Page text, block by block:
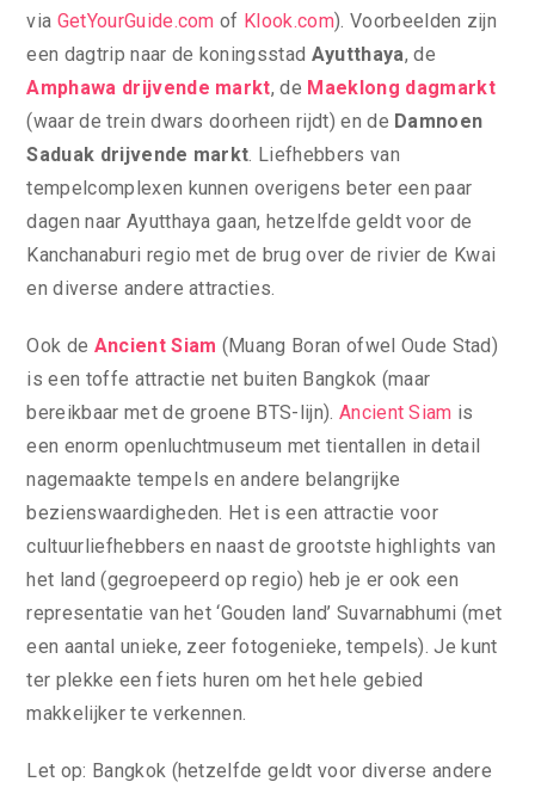
via GetYourGuide.com of Klook.com). Voorbeelden zijn
een dagtrip naar de koningsstad Ayutthaya, de
Amphawa drijvende markt, de Maeklong dagmarkt
(waar de trein dwars doorheen rijdt) en de Damnoen
Saduak drijvende markt . Liefhebbers van
tempelcomplexen kunnen overigens beter een paar
dagen naar Ayutthaya gaan, hetzelfde geldt voor de
Kanchanaburi regio met de brug over de rivier de Kwai
en diverse andere attracties.
Ook de Ancient Siam (Muang Boran ofwel Oude Stad)
is een toffe attractie net buiten Bangkok (maar
bereikbaar met de groene BTS-lijn). Ancient Siam is
een enorm openluchtmuseum met tientallen in detail
nagemaakte tempels en andere belangrijke
bezienswaardigheden. Het is een attractie voor
cultuurliefhebbers en naast de grootste highlights van
het land (gegroepeerd op regio) heb je er ook een
representatie van het ‘Gouden land’ Suvarnabhumi (met
een aantal unieke, zeer fotogenieke, tempels). Je kunt
ter plekke een fiets huren om het hele gebied
makkelijker te verkennen.
Let op: Bangkok (hetzelfde geldt voor diverse andere